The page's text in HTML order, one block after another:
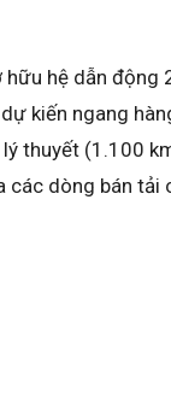
hữu hệ dẫn động
kiến ngang
thuyết (1.100
các dòng bán tải